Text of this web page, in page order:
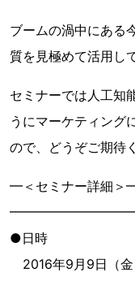
ブームの渦中にある
質を見極めて活用し
セミナーでは人工知
うにマーケティング
ので、どうぞご期待
━＜セミナー
●日時
2016年9月9日（